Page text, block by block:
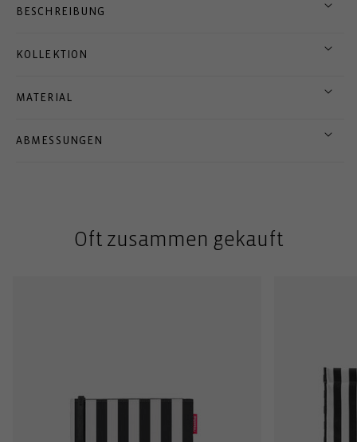
BESCHREIBUNG
KOLLEKTION
MATERIAL
ABMESSUNGEN
Oft zusammen gekauft